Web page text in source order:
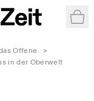
Offene
>
in der Oberwelt